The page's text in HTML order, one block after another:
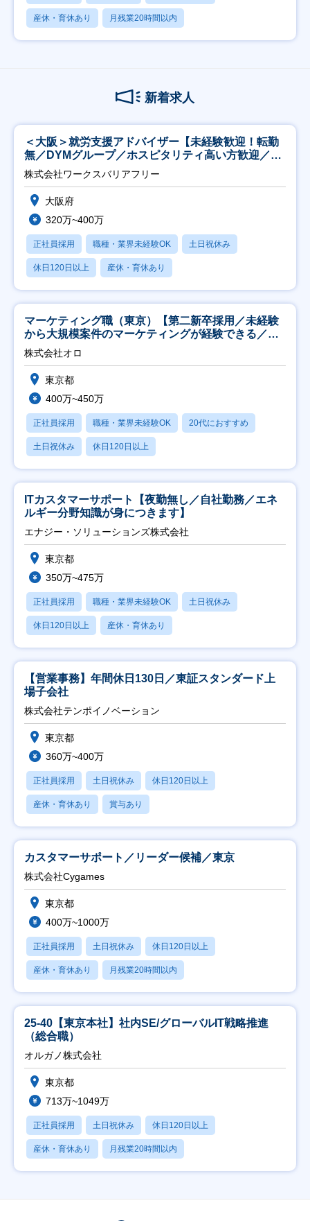
産休・育休あり 月残業20時間以内
新着求人
＜大阪＞就労支援アドバイザー【未経験歓迎！転勤
無／DYMグループ／ホスピタリティ高い方歓迎／土
日祝】
株式会社ワークスバリアフリー
大阪府
320万~400万
正社員採用 職種・業界未経験OK 土日祝休み
休日120日以上 産休・育休あり
マーケティング職（東京）【第二新卒採用／未経験
から大規模案件のマーケティングが経験できる／研
修充実】
株式会社オロ
東京都
400万~450万
正社員採用 職種・業界未経験OK 20代におすすめ
土日祝休み 休日120日以上
ITカスタマーサポート【夜勤無し／自社勤務／エネ
ルギー分野知識が身につきます】
エナジー・ソリューションズ株式会社
東京都
350万~475万
正社員採用 職種・業界未経験OK 土日祝休み
休日120日以上 産休・育休あり
【営業事務】年間休日130日／東証スタンダード上
場子会社
株式会社テンポイノベーション
東京都
360万~400万
正社員採用 土日祝休み 休日120日以上
産休・育休あり 賞与あり
カスタマーサポート／リーダー候補／東京
株式会社Cygames
東京都
400万~1000万
正社員採用 土日祝休み 休日120日以上
産休・育休あり 月残業20時間以内
25-40【東京本社】社内SE/グローバルIT戦略推進
（総合職）
オルガノ株式会社
東京都
713万~1049万
正社員採用 土日祝休み 休日120日以上
産休・育休あり 月残業20時間以内